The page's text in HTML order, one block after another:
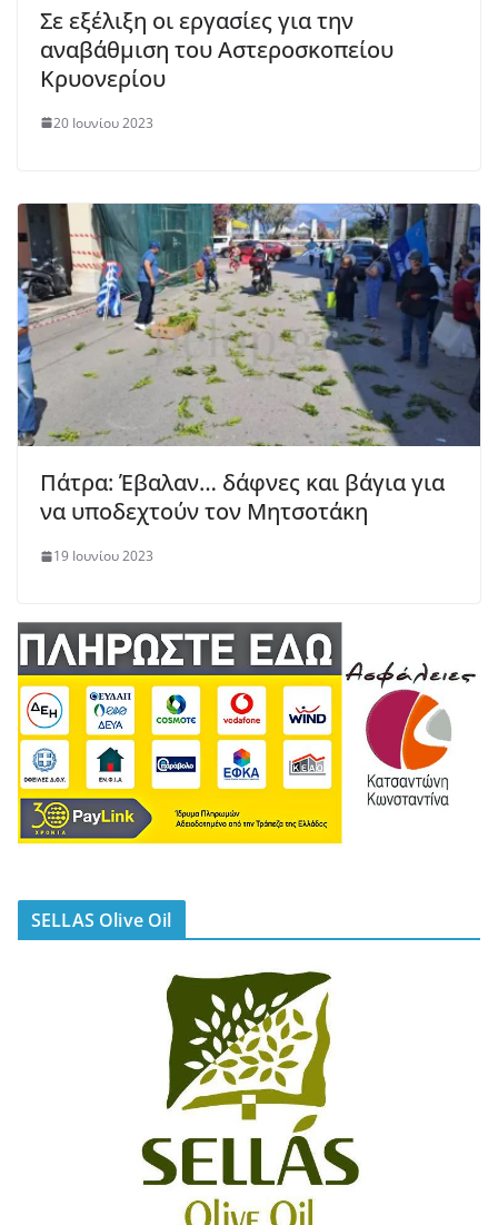
Σε εξέλιξη οι εργασίες για την
αναβάθμιση του Αστεροσκοπείου
Κρυονερίου
20 Ιουνίου 2023
Πάτρα: Έβαλαν… δάφνες και βάγια για
να υποδεχτούν τον Μητσοτάκη
19 Ιουνίου 2023
SELLAS Olive Oil